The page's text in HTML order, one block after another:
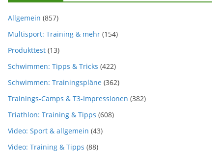
Allgemein (857)
Multisport: Training & mehr (154)
Produkttest (13)
Schwimmen: Tipps & Tricks (422)
Schwimmen: Trainingspläne (362)
Trainings-Camps & T3-Impressionen (382)
Triathlon: Training & Tipps (608)
Video: Sport & allgemein (43)
Video: Training & Tipps (88)